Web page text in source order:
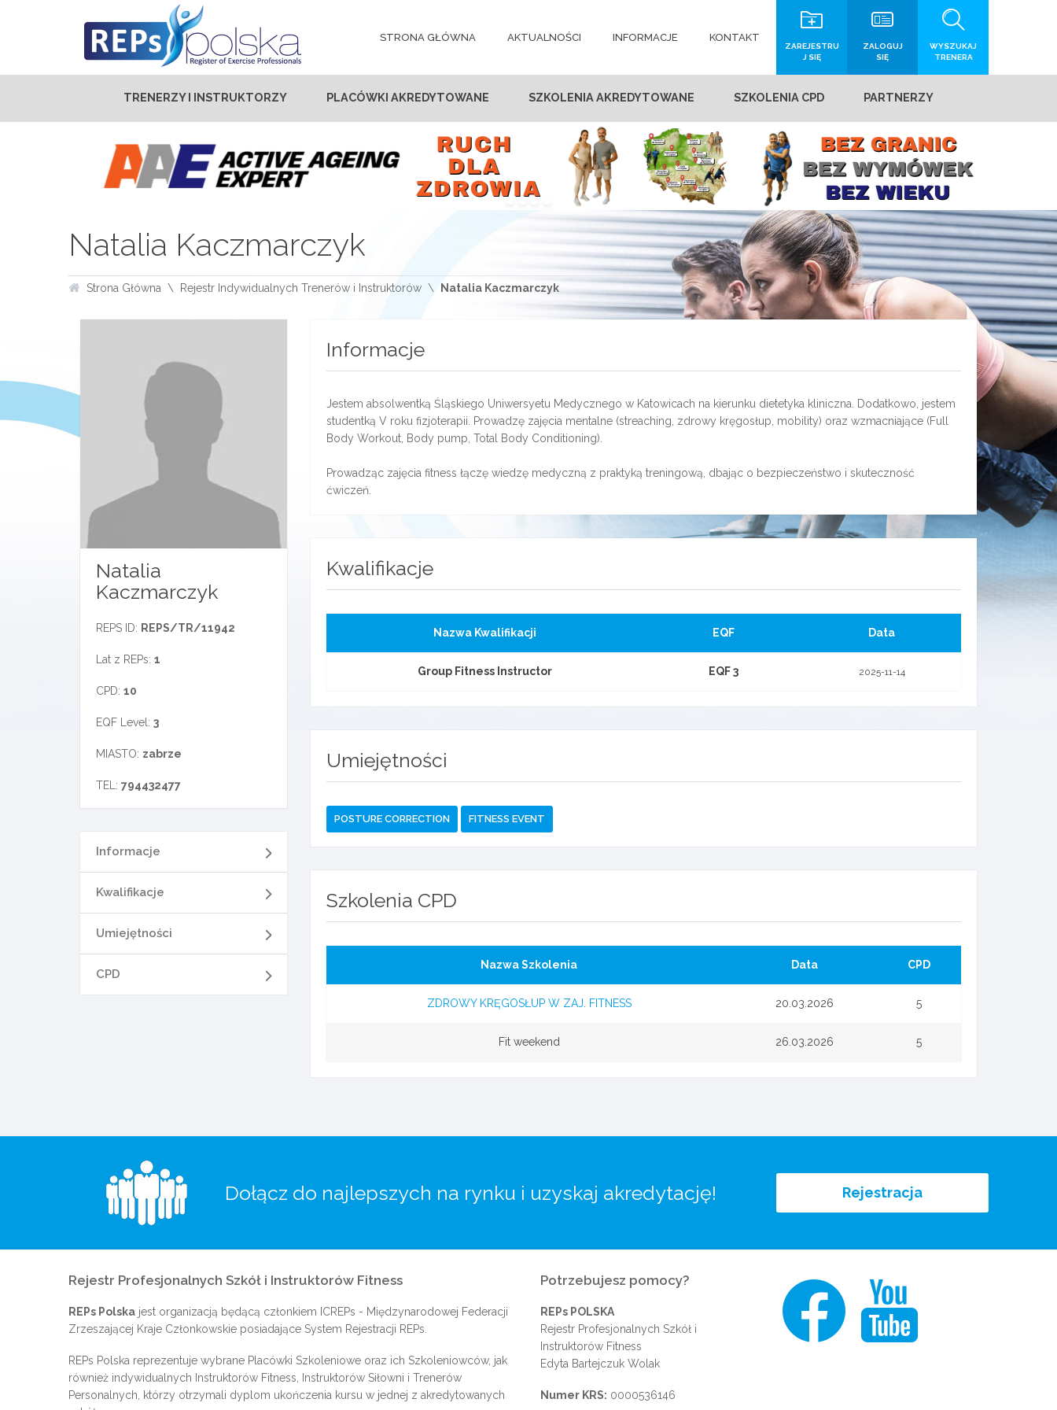
STRONA GŁÓWNA AKTUALNOŚCI INFORMACJE KONTAKT
WYSZUKAJ
TRENERA
ZALOGUJ
SIĘ
ZAREJESTRU
J SIĘ
TRENERZY I INSTRUKTORZY PLACÓWKI AKREDYTOWANE SZKOLENIA AKREDYTOWANE SZKOLENIA CPD PARTNERZY
Natalia Kaczmarczyk
Strona Główna Rejestr Indywidualnych Trenerów i Instruktorów Natalia Kaczmarczyk
Natalia
Kaczmarczyk
REPS ID: REPS/TR/11942
Lat z REPs: 1
CPD: 10
EQF Level: 3
MIASTO: zabrze
TEL: 794432477
Informacje
Kwalifikacje
Umiejętności
CPD
Informacje
Jestem absolwentką Śląskiego Uniwersyetu Medycznego w Katowicach na kierunku dietetyka kliniczna. Dodatkowo, jestem
studentką V roku fizjoterapii. Prowadzę zajęcia mentalne (streaching, zdrowy kręgosłup, mobility) oraz wzmacniające (Full
Body Workout, Body pump, Total Body Conditioning).
Prowadząc zajęcia fitness łączę wiedzę medyczną z praktyką treningową, dbając o bezpieczeństwo i skuteczność
ćwiczeń.
Kwalifikacje
Nazwa Kwalifikacji EQF Data
Group Fitness Instructor EQF 3 2025-11-14
Umiejętności
POSTURE CORRECTION FITNESS EVENT
Szkolenia CPD
Nazwa Szkolenia Data CPD
ZDROWY KRĘGOSŁUP W ZAJ. FITNESS 20.03.2026 5
Fit weekend 26.03.2026 5
Dołącz do najlepszych na rynku i uzyskaj akredytację! Rejestracja
Rejestr Profesjonalnych Szkół i Instruktorów Fitness
REPs Polska jest organizacją będącą członkiem ICREPs - Międzynarodowej Federacji
Zrzeszającej Kraje Członkowskie posiadające System Rejestracji REPs.
REPs Polska reprezentuje wybrane Placówki Szkoleniowe oraz ich Szkoleniowców, jak
również indywidualnych Instruktorów Fitness, Instruktorów Siłowni i Trenerów
Personalnych, którzy otrzymali dyplom ukończenia kursu w jednej z akredytowanych
Potrzebujesz pomocy?
REPs POLSKA
Rejestr Profesjonalnych Szkół i
Instruktorów Fitness
Edyta Bartejczuk Wolak
Numer KRS: 0000536146